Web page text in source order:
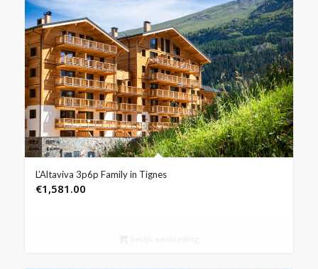
L’Altaviva 3p6p Family in Tignes
€1,581.00